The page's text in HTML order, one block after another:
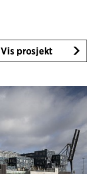
Vis prosjekt